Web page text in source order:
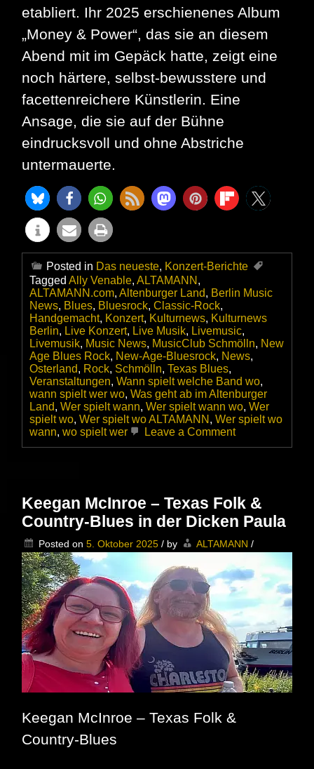
etabliert. Ihr 2025 erschienenes Album
„Money & Power“, das sie an diesem
Abend mit im Gepäck hatte, zeigt eine
noch härtere, selbst-bewusstere und
facettenreichere Künstlerin. Eine
Ansage, die sie auf der Bühne
eindrucksvoll und ohne Abstriche
untermauerte.
Posted in Das neueste, Konzert-Berichte
Tagged Ally Venable, ALTAMANN ,
ALTAMANN.com, Altenburger Land, Berlin Music
News, Blues, Bluesrock, Classic-Rock,
Handgemacht, Konzert, Kulturnews, Kulturnews
Berlin, Live Konzert, Live Musik, Livemusic,
Livemusik, Music News, MusicClub Schmölln, New
Age Blues Rock, New-Age-Bluesrock, News,
Osterland, Rock, Schmölln, Texas Blues,
Veranstaltungen, Wann spielt welche Band wo,
wann spielt wer wo, Was geht ab im Altenburger
Land, Wer spielt wann, Wer spielt wann wo, Wer
spielt wo, Wer spielt wo ALTAMANN , Wer spielt wo
wann, wo spielt wer Leave a Commenton
im
MusicClub
Schmölln
Besser
hattest
ein
Ticket
Keegan McInroe – Texas Folk &
Country-Blues in der Dicken Paula
Posted on 5. Oktober 2025 / by ALTAMANN /
Keegan McInroe – Texas Folk &
Country-Blues